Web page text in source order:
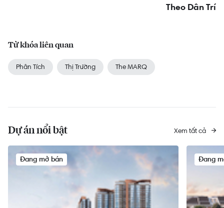
Theo Dân Trí
Từ khóa liên quan
Phân Tích Thị Trường The MARQ
Dự án nổi bật Xem tất cả
Đang mở bán Đang